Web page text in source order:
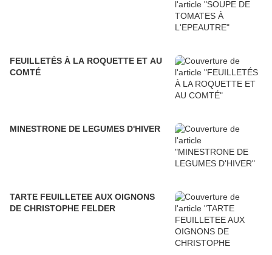
FEUILLETÉS À LA ROQUETTE ET AU
COMTÉ
MINESTRONE DE LEGUMES D'HIVER
TARTE FEUILLETEE AUX OIGNONS
DE CHRISTOPHE FELDER